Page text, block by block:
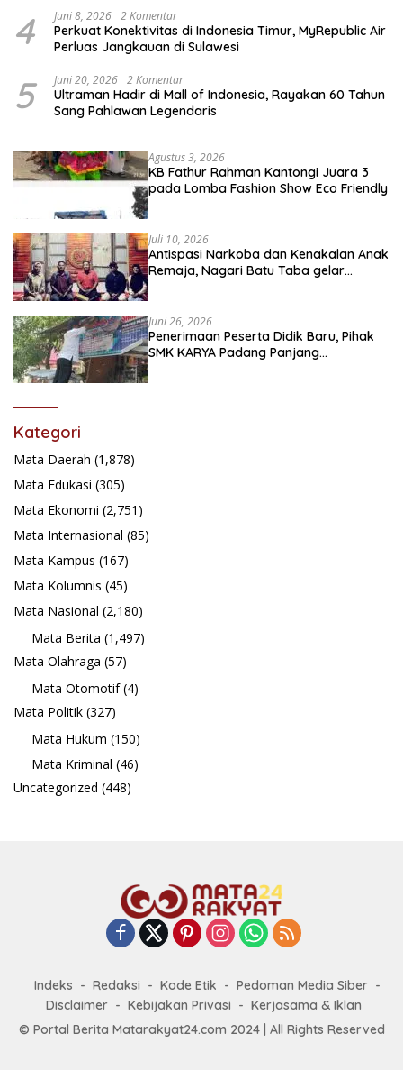
4 Juni 8, 2026 2 Komentar
Perkuat Konektivitas di Indonesia Timur, MyRepublic Air
Perluas Jangkauan di Sulawesi
5 Juni 20, 2026 2 Komentar
Ultraman Hadir di Mall of Indonesia, Rayakan 60 Tahun
Sang Pahlawan Legendaris
Agustus 3, 2026
KB Fathur Rahman Kantongi Juara 3
pada Lomba Fashion Show Eco Friendly
Juli 10, 2026
Antispasi Narkoba dan Kenakalan Anak
Remaja, Nagari Batu Taba gelar
Juni 26, 2026
Penerimaan Peserta Didik Baru, Pihak
SMK KARYA Padang Panjang
Kategori
Mata Daerah (1,878)
Mata Edukasi (305)
Mata Ekonomi (2,751)
Mata Internasional (85)
Mata Kampus (167)
Mata Kolumnis (45)
Mata Nasional (2,180)
Mata Berita (1,497)
Mata Olahraga (57)
Mata Otomotif(4)
Mata Politik (327)
Mata Hukum (150)
Mata Kriminal (46)
Uncategorized (448)
Indeks Redaksi Kode Etik
Pedoman Media Siber
Disclaimer
Kebijakan Privasi
Kerjasama & Iklan
© Portal Berita Matarakyat24.com 2024 | All Rights Reserved